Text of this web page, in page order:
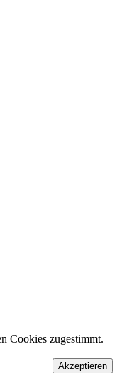
Cookies zugestimmt.
Akzeptieren